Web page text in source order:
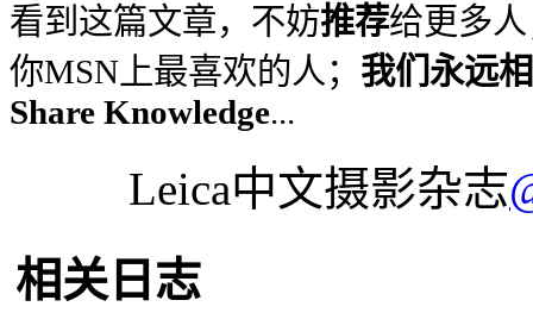
看到这篇文章，不妨推荐给更多
你MSN上最喜欢的人； 我们永远
Share Knowledge...
Leica中文摄影杂志
相关日志